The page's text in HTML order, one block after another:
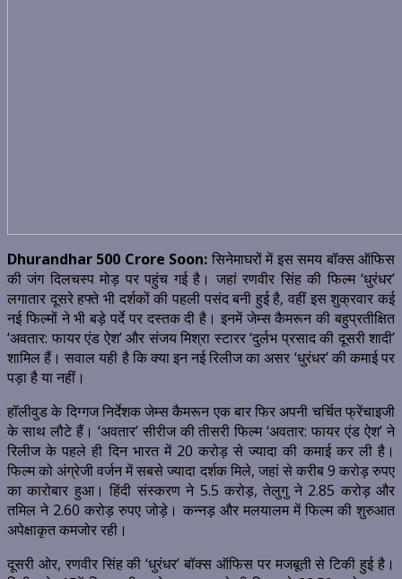
Dhurandhar 500 Crore Soon: सिनेमाघरों में इस समय बॉक्स ऑफिस
की जंग दिलचस्प मोड़ पर पहुंच गई है। जहां रणवीर सिंह की फिल्म ‘धुरंधर’
लगातार दूसरे हफ्ते भी दर्शकों की पहली पसंद बनी हुई है, वहीं इस शुक्रवार कई
नई फिल्मों ने भी बड़े पर्दे पर दस्तक दी है। इनमें जेम्स कैमरून की बहुप्रतीक्षित
‘अवतार: फायर एंड ऐश’ और संजय मिश्रा स्टारर ‘दुर्लभ प्रसाद की दूसरी शादी’
शामिल हैं। सवाल यही है कि क्या इन नई रिलीज का असर ‘धुरंधर’ की कमाई पर
पड़ा है या नहीं।
हॉलीवुड के दिग्गज निर्देशक जेम्स कैमरून एक बार फिर अपनी चर्चित फ्रेंचाइजी
के साथ लौटे हैं। ‘अवतार’ सीरीज की तीसरी फिल्म ‘अवतार: फायर एंड ऐश’ ने
रिलीज के पहले ही दिन भारत में 20 करोड़ से ज्यादा की कमाई कर ली है।
फिल्म को अंग्रेजी वर्जन में सबसे ज्यादा दर्शक मिले, जहां से करीब 9 करोड़ रुपए
का कारोबार हुआ। हिंदी संस्करण ने 5.5 करोड़, तेलुगु ने 2.85 करोड़ और
तमिल ने 2.60 करोड़ रुपए जोड़े। कन्नड़ और मलयालम में फिल्म की शुरुआत
अपेक्षाकृत कमजोर रही।
दूसरी ओर, रणवीर सिंह की ‘धुरंधर’ बॉक्स ऑफिस पर मजबूती से टिकी हुई है।